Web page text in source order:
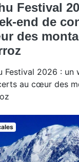
Festival
end de
des
Festival 2026 : un
au cœur des